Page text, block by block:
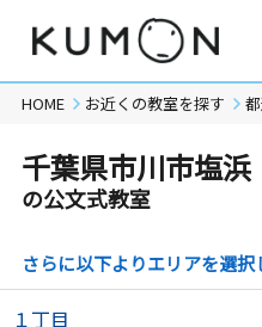
HOME お近くの教室を探す
千葉県市川市塩浜
の公文式教室
さらに以下よりエリアを選択
１丁目